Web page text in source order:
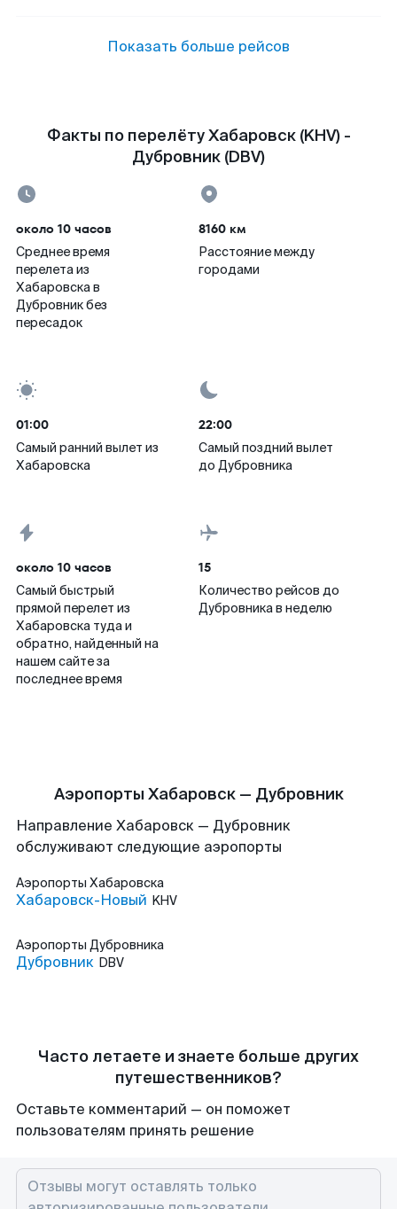
Показать больше рейсов
Факты по перелёту Хабаровск (KHV) -
Дубровник (DBV)
около 10 часов
Среднее время
перелета из
Хабаровска в
Дубровник без
пересадок
8160 км
Расстояние между
городами
01:00
Самый ранний вылет из
Хабаровска
22:00
Самый поздний вылет
до Дубровника
около 10 часов
Самый быстрый
прямой перелет из
Хабаровска туда и
обратно, найденный на
нашем сайте за
последнее время
15
Количество рейсов до
Дубровника в неделю
Аэропорты Хабаровск — Дубровник
Направление Хабаровск — Дубровник
обслуживают следующие аэропорты
Аэропорты Хабаровска
Хабаровск-Новый KHV
Аэропорты Дубровника
Дубровник DBV
Часто летаете и знаете больше других
путешественников?
Оставьте комментарий — он поможет
пользователям принять решение